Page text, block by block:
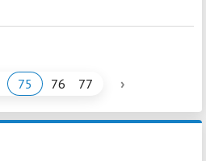
75 76 77 ›